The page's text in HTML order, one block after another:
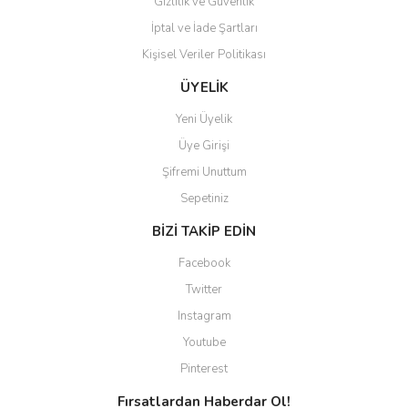
Gönder
İptal ve İade Şartları
Kişisel Veriler Politikası
ÜYELİK
Yeni Üyelik
Üye Girişi
Şifremi Unuttum
Sepetiniz
BİZİ TAKİP EDİN
Facebook
Twitter
Instagram
Youtube
Pinterest
Fırsatlardan Haberdar Ol!